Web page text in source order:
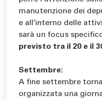
manutenzione dei
e all’interno delle
sarà un focus
previsto tra il 20 e il
Settembre:
A fine settembre torna
organizzata una